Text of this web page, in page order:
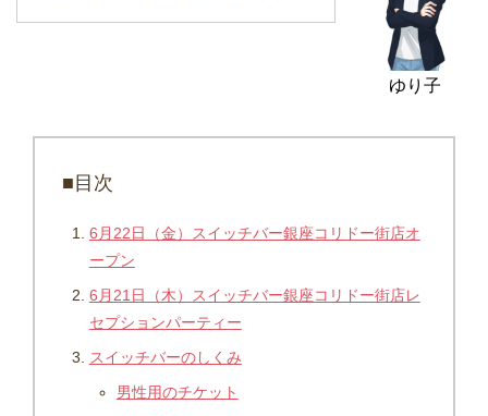
ゆり子
■目次
6月22日（金）スイッチバー銀座コリドー街店オ
ープン
6月21日（木）スイッチバー銀座コリドー街店レ
セプションパーティー
スイッチバーのしくみ
男性用のチケット